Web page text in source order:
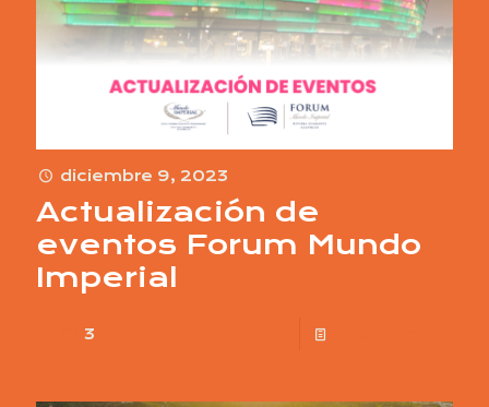
diciembre 9, 2023
Actualización de
eventos Forum Mundo
Imperial
3